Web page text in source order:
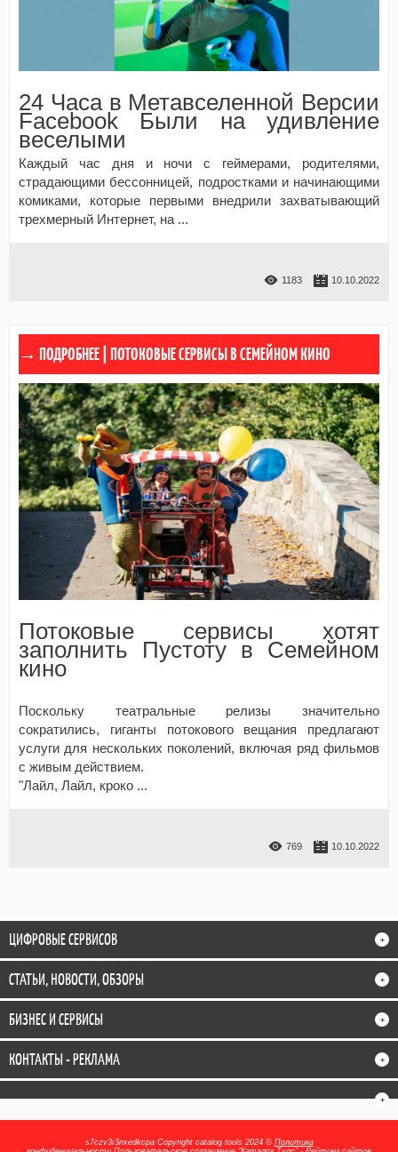
24 Часа в Метавселенной Версии
Facebook Были на удивление
веселыми
Каждый час дня и ночи с геймерами, родителями,
страдающими бессонницей, подростками и начинающими
комиками, которые первыми внедрили захватывающий
трехмерный Интернет, на ...
1183 10.10.2022
ПОТОКОВЫЕ СЕРВИСЫ В СЕМЕЙНОМ КИНО
Потоковые сервисы хотят
заполнить Пустоту в Семейном
кино
Поскольку театральные релизы значительно
сократились, гиганты потокового вещания предлагают
услуги для нескольких поколений, включая ряд фильмов
с живым действием.
"Лайл, Лайл, кроко ...
769 10.10.2022
ЦИФРОВЫЕ СЕРВИСОВ +
СТАТЬИ, НОВОСТИ, ОБЗОРЫ +
БИЗНЕС И СЕРВИСЫ +
КОНТАКТЫ - РЕКЛАМА +
+
s7czv3r3nxedkcpa Copyright catalog tools 2024 © Политика